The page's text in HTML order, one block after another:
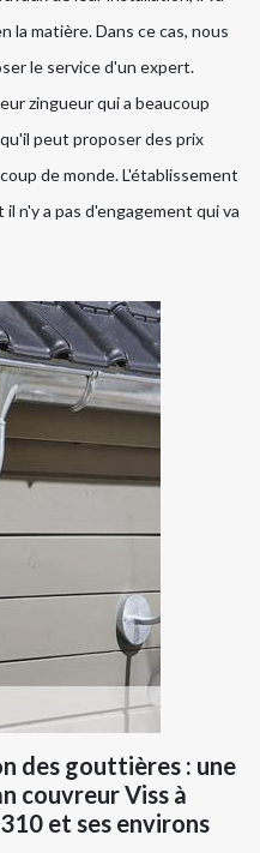
la matière. Dans ce cas, nous
le service d'un expert.
zingueur qui a beaucoup
peut proposer des prix
de monde. L'établissement
n'y a pas d'engagement qui va
des gouttières : une
couvreur Viss à
et ses environs